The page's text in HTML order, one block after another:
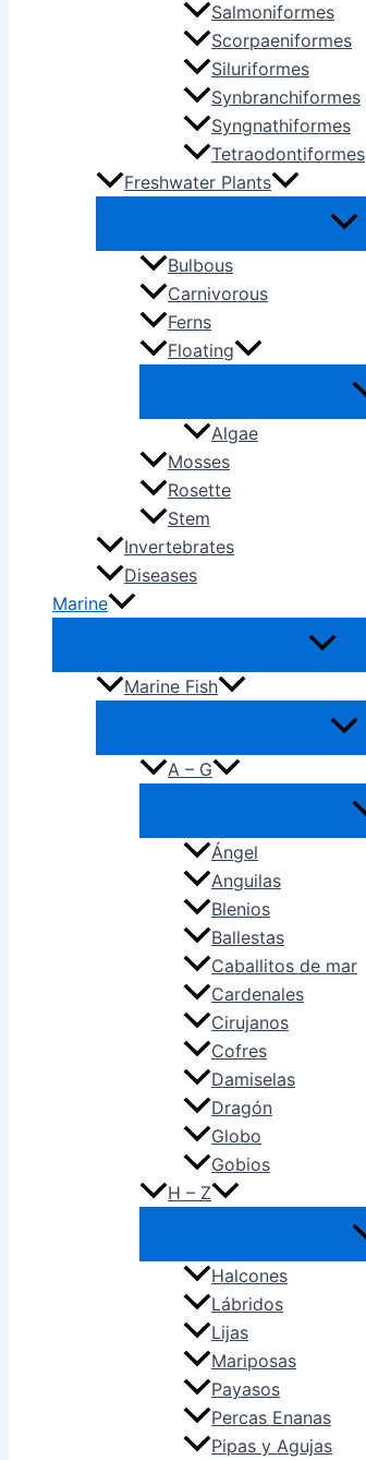
Salmoniformes
Scorpaeniformes
Siluriformes
Synbranchiformes
Syngnathiformes
Tetraodontiformes
Freshwater Plants
Bulbous
Carnivorous
Ferns
Floating
Algae
Mosses
Rosette
Stem
Invertebrates
Diseases
Marine
Marine Fish
A – G
Ángel
Anguilas
Blenios
Ballestas
Caballitos de mar
Cardenales
Cirujanos
Cofres
Damiselas
Dragón
Globo
Gobios
H – Z
Halcones
Lábridos
Lijas
Mariposas
Payasos
Percas Enanas
Pipas y Agujas